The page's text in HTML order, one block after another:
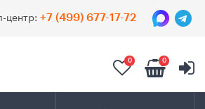
центр: +7 (499) 677-17-72
0 0